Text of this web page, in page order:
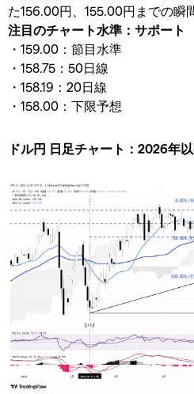
た156.00円、155.00円までの瞬
注目のチャート水準：サポート
・159.00：節目水準
・158.75：50日線
・158.19：20日線
・158.00：下限予想
ドル円 日足チャート：2026年